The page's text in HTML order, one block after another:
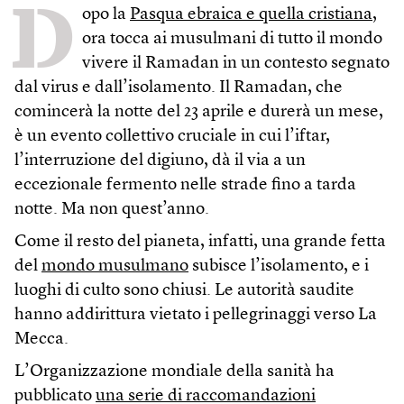
D opo la Pasqua ebraica e quella cristiana,
ora tocca ai musulmani di tutto il mondo
vivere il Ramadan in un contesto segnato
dal virus e dall’isolamento. Il Ramadan, che
comincerà la notte del 23 aprile e durerà un mese,
è un evento collettivo cruciale in cui l’iftar,
l’interruzione del digiuno, dà il via a un
eccezionale fermento nelle strade fino a tarda
notte. Ma non quest’anno.
Come il resto del pianeta, infatti, una grande fetta
del mondo musulmano subisce l’isolamento, e i
luoghi di culto sono chiusi. Le autorità saudite
hanno addirittura vietato i pellegrinaggi verso La
Mecca.
L’Organizzazione mondiale della sanità ha
pubblicato una serie di raccomandazioni